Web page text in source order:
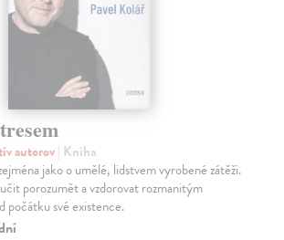
autorov| Kniha
jako o umělé, lidstvem vyrobené zátěži.
porozumět a vzdorovat rozmanitým
počátku své existence.